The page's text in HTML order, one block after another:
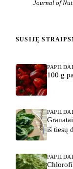
Journal of
SUSIJĘ
PAPILDAI
100 g
PAPILDAI
iš tiesų
PAPILDAI